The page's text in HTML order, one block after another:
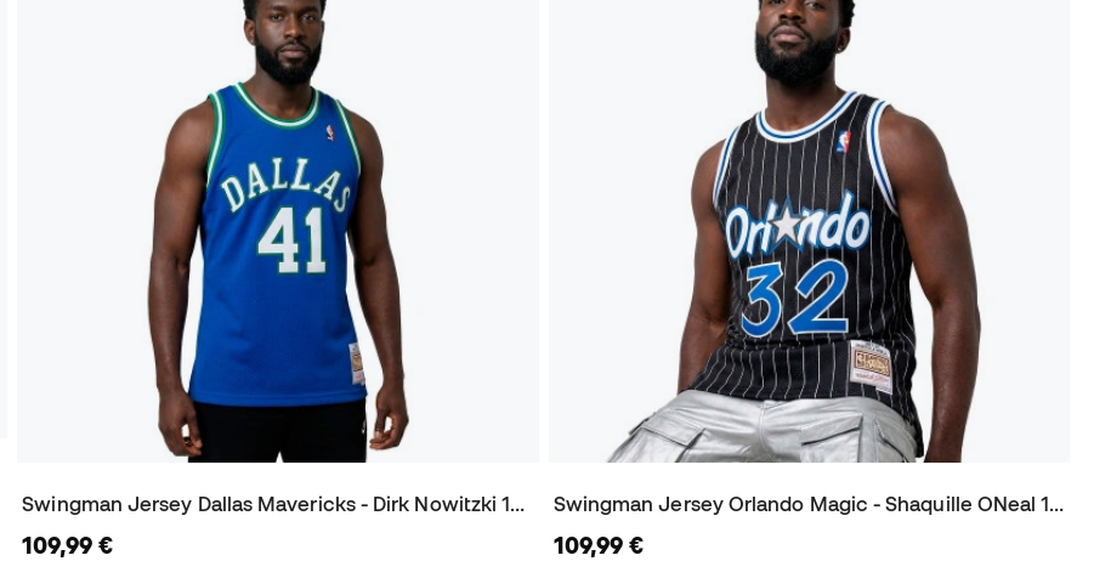
Swingman Jersey Dallas Mavericks - Dirk Nowitzki 1998-99 Trikot
109,99 €
Swingman Jersey Orlando Magic - Shaquille ONeal 1994 Trikot
109,99 €